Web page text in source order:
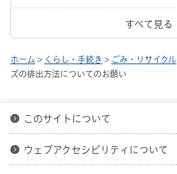
すべて見る
ホーム > くらし・手続き > ごみ・リサイクル
ズの排出方法についてのお願い
このサイトについて
ウェブアクセシビリティについて